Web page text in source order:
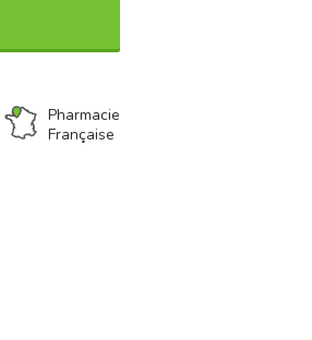
Pharmacie
Française